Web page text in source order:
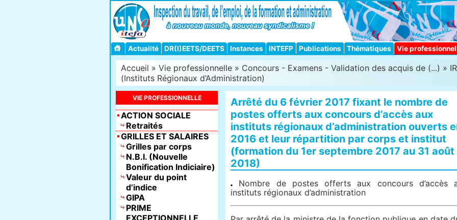
Actualité DR(I)EETS/DEETS Instances INTEFP Publications Thématiques Vie
Accueil » Vie professionnelle » Concours - Examens - Validation des acquis de (...) »
(Instituts Régionaux d’Administration)
Arrêté du 6 février 2017 fixant le nombre de
postes offerts aux concours d’accès aux
instituts régionaux d’administration ouverts
2016 et leur répartition par corps et institut
(formation du 1er septembre 2017 au 31 août
2018)
Nombre de postes offerts aux concours d’accès
instituts régionaux d’administration
VIE PROFESSIONNELLE
ACTION SOCIALE
Retraités
GRILLES ET SALAIRES
Grilles par corps
N.B.I. (Nouvelle
Bonification Indiciaire)
Valeur du point
d’indice
GIPA
PRIME
EXCEPTIONNELLE